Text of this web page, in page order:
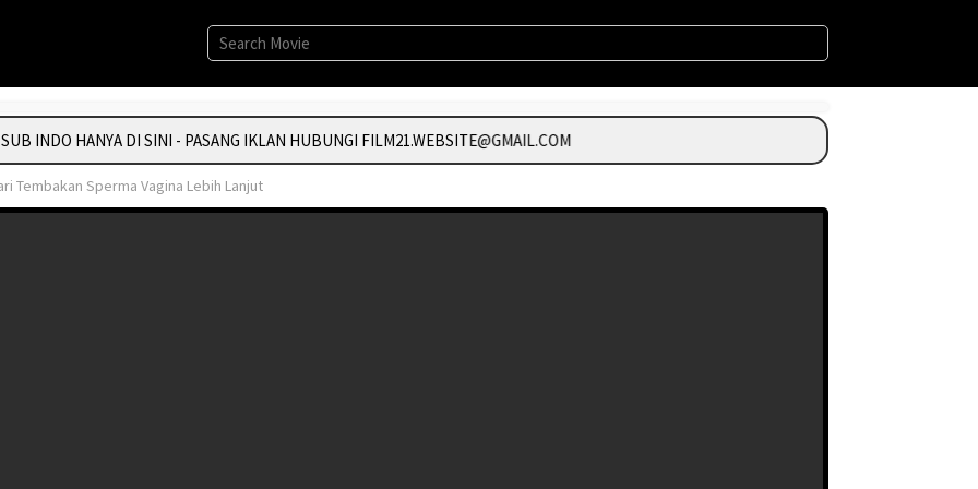
INDO HANYA DI SINI - PASANG IKLAN HUBUNGI FILM21.WEBSITE@GMAIL.COM
Tembakan Sperma Vagina Lebih Lanjut